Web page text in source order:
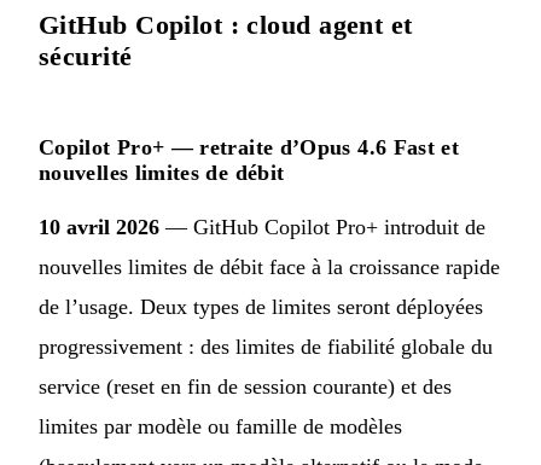
GitHub Copilot : cloud agent et
sécurité
Copilot Pro+ — retraite d’Opus 4.6 Fast et
nouvelles limites de débit
10 avril 2026 — GitHub Copilot Pro+ introduit de
nouvelles limites de débit face à la croissance rapide
de l’usage. Deux types de limites seront déployées
progressivement : des limites de fiabilité globale du
service (reset en fin de session courante) et des
limites par modèle ou famille de modèles